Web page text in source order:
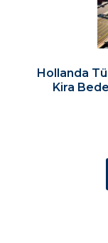
Hollanda
Kira